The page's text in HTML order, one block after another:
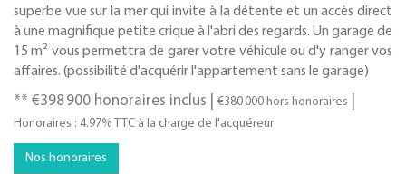
superbe vue sur la mer qui invite à la détente et un accès direct
à une magnifique petite crique à l'abri des regards. Un garage de
15 m² vous permettra de garer votre véhicule ou d'y ranger vos
affaires. (possibilité d'acquérir l'appartement sans le garage)
** €398 900 honoraires inclus €380 000 hors honoraires
Honoraires : 4.97% TTC à la charge de l'acquéreur
Nos honoraires